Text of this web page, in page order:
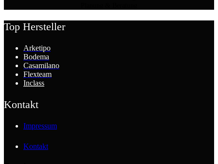
Top Hersteller
Arketipo
Bodema
Casamilano
Flexteam
Inclass
Kontakt
Impressum
Kontakt